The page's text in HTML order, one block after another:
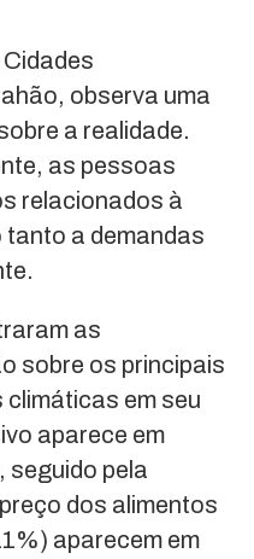
observa uma
a realidade.
as pessoas
relacionados à
tanto a demandas
as
sobre os principais
em seu
aparece em
seguido pela
dos alimentos
aparecem em